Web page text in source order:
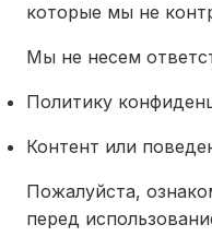
которые мы не
Мы не несем
Политику
Контент или
Пожалуйста,
перед